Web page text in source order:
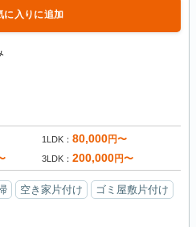
に入りに追加
1LDK 80,000円〜
3LDK 200,000円〜
空き家片付け
ゴミ屋敷片付け